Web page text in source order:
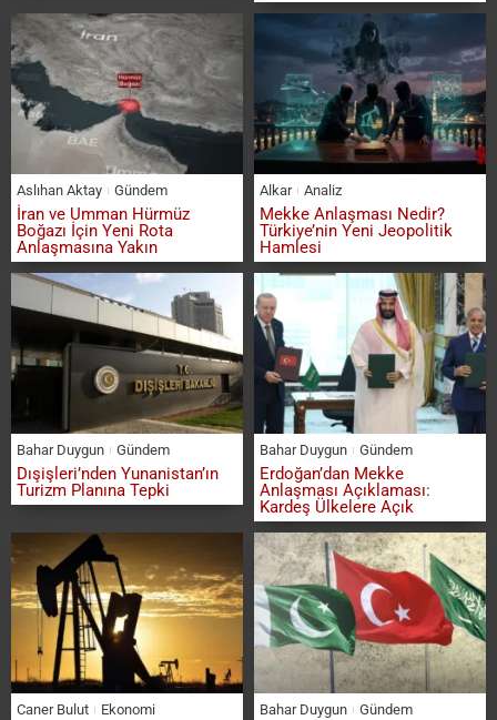
Aslıhan Aktay Gündem
İran ve Umman Hürmüz
Boğazı İçin Yeni Rota
Anlaşmasına Yakın
Alkar Analiz
Mekke Anlaşması Nedir?
Türkiye’nin Yeni Jeopolitik
Hamlesi
Bahar Duygun Gündem
Dışişleri’nden Yunanistan’ın
Turizm Planına Tepki
Bahar Duygun Gündem
Erdoğan’dan Mekke
Anlaşması Açıklaması:
Kardeş Ülkelere Açık
Caner Bulut Ekonomi Bahar Duygun Gündem